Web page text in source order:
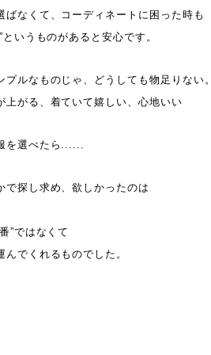
ばなくて、コーディネートに困った時も
いうものがあると安心です。
プルなものじゃ、どうしても物足りない。
上がる、着ていて嬉しい、心地いい
を選べたら......
で探し求め、欲しかったのは
”ではなくて
んでくれるものでした。